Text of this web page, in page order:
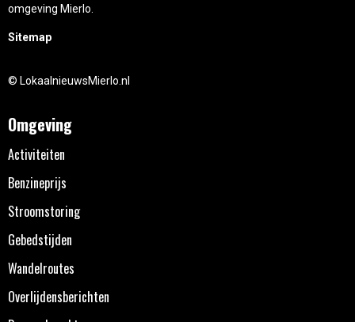
omgeving Mierlo.
Sitemap
© LokaalnieuwsMierlo.nl
Omgeving
Activiteiten
Benzineprijs
Stroomstoring
Gebedstijden
Wandelroutes
Overlijdensberichten